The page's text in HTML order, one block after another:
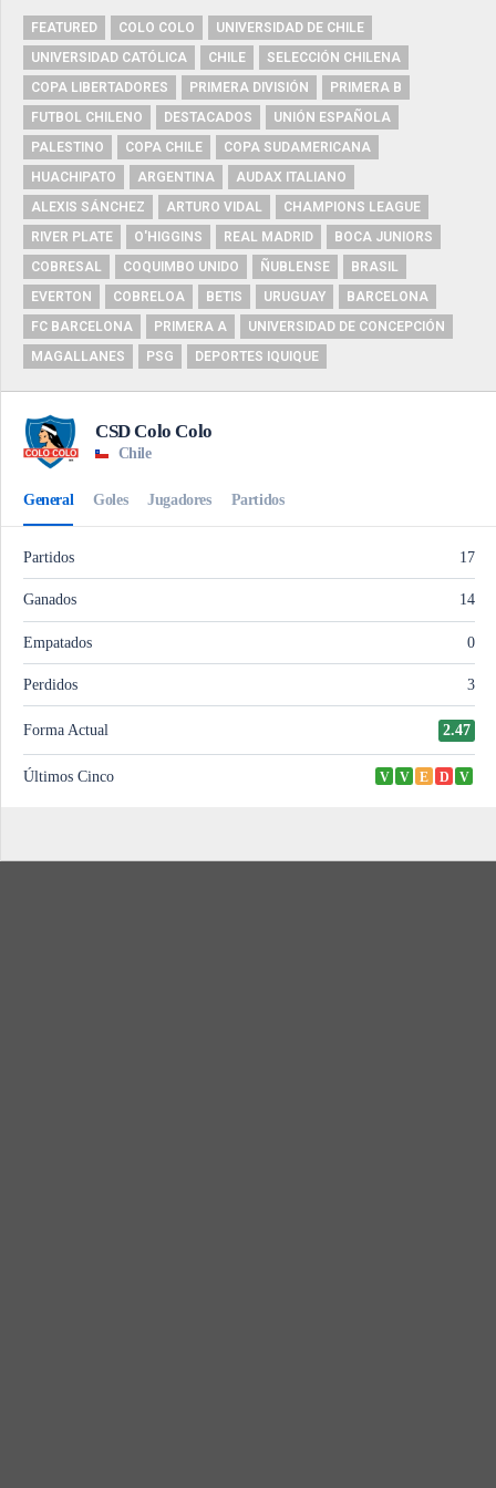
FEATURED COLO COLO
UNIVERSIDAD DE CHILE
UNIVERSIDAD CATÓLICA
CHILE
SELECCIÓN CHILENA
COPA LIBERTADORES
PRIMERA DIVISIÓN
PRIMERA B
FUTBOL CHILENO
DESTACADOS
UNIÓN ESPAÑOLA
PALESTINO
COPA CHILE
COPA SUDAMERICANA
HUACHIPATO
ARGENTINA
AUDAX ITALIANO
ALEXIS SÁNCHEZ
ARTURO VIDAL
CHAMPIONS LEAGUE
RIVER PLATE
O'HIGGINS REAL MADRID
BOCA JUNIORS
COBRESAL
COQUIMBO UNIDO ÑUBLENSE
BRASIL
EVERTON
COBRELOA BETIS URUGUAY
BARCELONA
FC BARCELONA
PRIMERA A
UNIVERSIDAD DE CONCEPCIÓN
MAGALLANES
PSG DEPORTES IQUIQUE